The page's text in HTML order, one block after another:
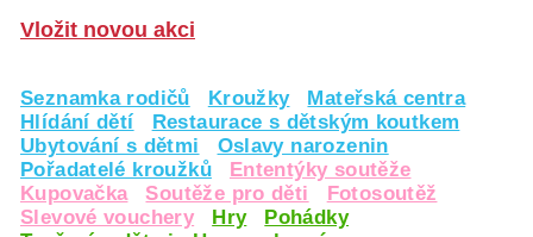
Vložit novou akci
Seznamka rodičů Kroužky
Mateřská centra
Hlídání dětí
Restaurace s dětským koutkem
Ubytování s dětmi
Oslavy narozenin
Pořadatelé kroužků
Ententýky soutěže
Kupovačka
Soutěže pro děti
Fotosoutěž
Slevové vouchery
Hry
Pohádky